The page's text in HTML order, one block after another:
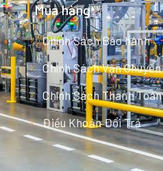
Mua hàng
Chính Sách Bảo hành
Chính Sách Vận Chuyển
Chính Sách Thanh Toán
Điều Khoản Đổi Trả